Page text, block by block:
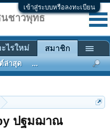
เข้าสู่ระบบหรือลงทะเบียน
ปฐมฌาณ
ชาวพุทธ
ไรใหม่ สมาชิก
ล่าสุด ...